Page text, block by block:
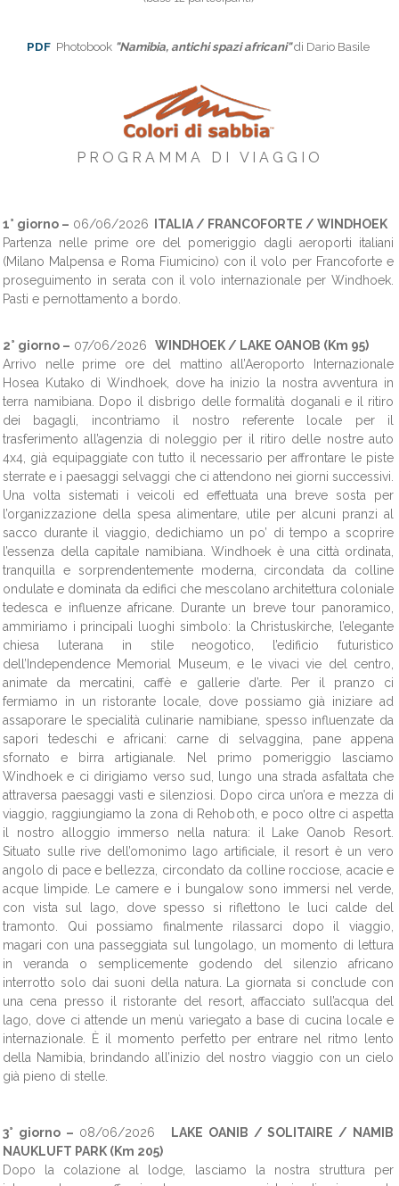
PDF Photobook "Namibia, antichi spazi africani"di Dario Basile
P R O G R A M M A D I V I A G G I O
1° giorno – 06/06/2026 ITALIA / FRANCOFORTE / WINDHOEK
Partenza nelle prime ore del pomeriggio dagli aeroporti italiani
(Milano Malpensa e Roma Fiumicino) con il volo per Francoforte e
proseguimento in serata con il volo internazionale per Windhoek.
Pasti e pernottamento a bordo.
2° giorno – 07/06/2026 WINDHOEK / LAKE OANOB (Km 95)
Arrivo nelle prime ore del mattino all’Aeroporto Internazionale
Hosea Kutako di Windhoek, dove ha inizio la nostra avventura in
terra namibiana. Dopo il disbrigo delle formalità doganali e il ritiro
dei bagagli, incontriamo il nostro referente locale per il
trasferimento all’agenzia di noleggio per il ritiro delle nostre auto
4x4, già equipaggiate con tutto il necessario per affrontare le piste
sterrate e i paesaggi selvaggi che ci attendono nei giorni successivi.
Una volta sistemati i veicoli ed effettuata una breve sosta per
l’organizzazione della spesa alimentare, utile per alcuni pranzi al
sacco durante il viaggio, dedichiamo un po’ di tempo a scoprire
l’essenza della capitale namibiana. Windhoek è una città ordinata,
tranquilla e sorprendentemente moderna, circondata da colline
ondulate e dominata da edifici che mescolano architettura coloniale
tedesca e influenze africane. Durante un breve tour panoramico,
ammiriamo i principali luoghi simbolo: la Christuskirche, l’elegante
chiesa luterana in stile neogotico, l’edificio futuristico
dell’Independence Memorial Museum, e le vivaci vie del centro,
animate da mercatini, caffè e gallerie d’arte. Per il pranzo ci
fermiamo in un ristorante locale, dove possiamo già iniziare ad
assaporare le specialità culinarie namibiane, spesso influenzate da
sapori tedeschi e africani: carne di selvaggina, pane appena
sfornato e birra artigianale. Nel primo pomeriggio lasciamo
Windhoek e ci dirigiamo verso sud, lungo una strada asfaltata che
attraversa paesaggi vasti e silenziosi. Dopo circa un’ora e mezza di
viaggio, raggiungiamo la zona di Rehoboth, e poco oltre ci aspetta
il nostro alloggio immerso nella natura: il Lake Oanob Resort.
Situato sulle rive dell’omonimo lago artificiale, il resort è un vero
angolo di pace e bellezza, circondato da colline rocciose, acacie e
acque limpide. Le camere e i bungalow sono immersi nel verde,
con vista sul lago, dove spesso si riflettono le luci calde del
tramonto. Qui possiamo finalmente rilassarci dopo il viaggio,
magari con una passeggiata sul lungolago, un momento di lettura
in veranda o semplicemente godendo del silenzio africano
interrotto solo dai suoni della natura. La giornata si conclude con
una cena presso il ristorante del resort, affacciato sull’acqua del
lago, dove ci attende un menù variegato a base di cucina locale e
internazionale. È il momento perfetto per entrare nel ritmo lento
della Namibia, brindando all’inizio del nostro viaggio con un cielo
già pieno di stelle.
3° giorno – 08/06/2026 LAKE OANIB / SOLITAIRE / NAMIB
NAUKLUFT PARK (Km 205)
Dopo la colazione al lodge, lasciamo la nostra struttura per